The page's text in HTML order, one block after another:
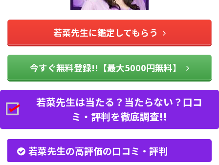
若菜先生に鑑定してもらう
今すぐ無料登録!!【最大5000円無料】
若菜先生は当たる？当たらない？口コ
ミ・評判を徹底調査!!
若菜先生の高評価の口コミ・評判